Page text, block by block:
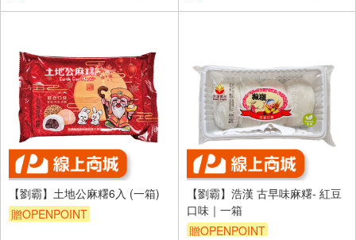
【劉霸】土地公麻糬6入 (一箱)
贈OPENPOINT
【劉霸】浩漢 古早味麻糬- 紅豆
口味｜一箱
贈OPENPOINT